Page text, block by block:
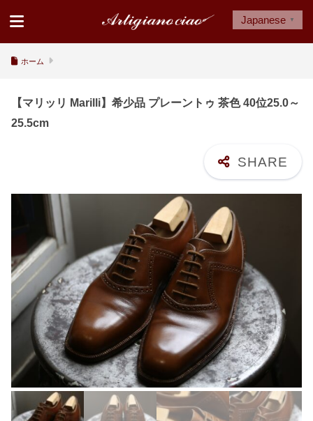
ホーム
【マリッリ Marilli】希少品 プレーントゥ 茶色 40位25.0～
25.5cm
Japanese ▼